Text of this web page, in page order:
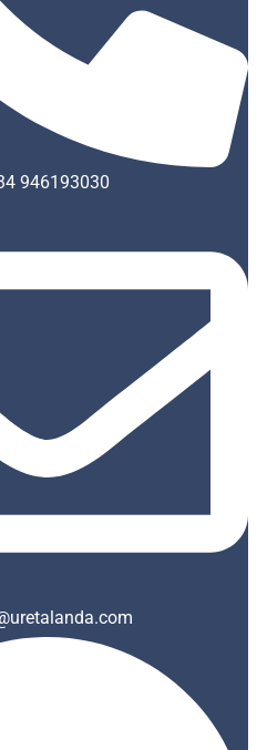
946193030